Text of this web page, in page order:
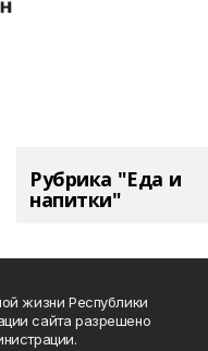
Рубрика "Еда и
напитки"
жизни Республики
сайта разрешено